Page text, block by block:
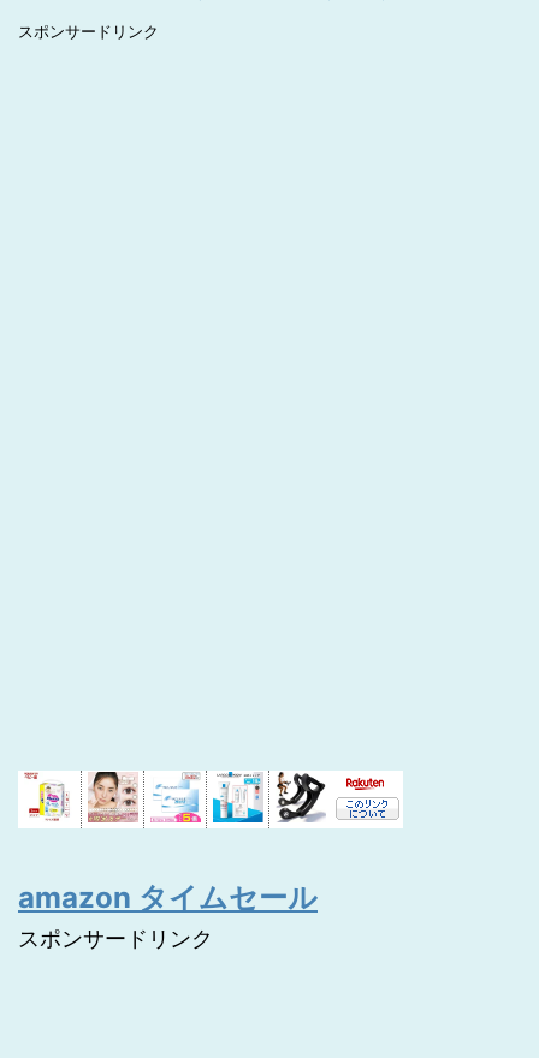
スポンサードリンク
amazon タイムセール
スポンサードリンク